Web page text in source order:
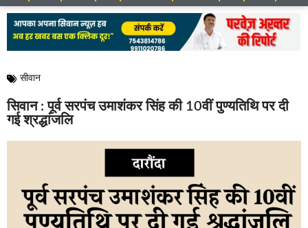
सीवान
सिवान : पूर्व सरपंच उमाशंकर सिंह की 10वीं पुण्यतिथि पर दी
गई श्रद्धांजलि